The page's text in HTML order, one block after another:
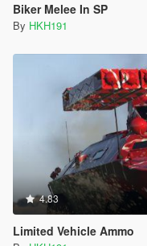
Biker Melee In SP
By HKH191
4.83
Limited Vehicle Ammo